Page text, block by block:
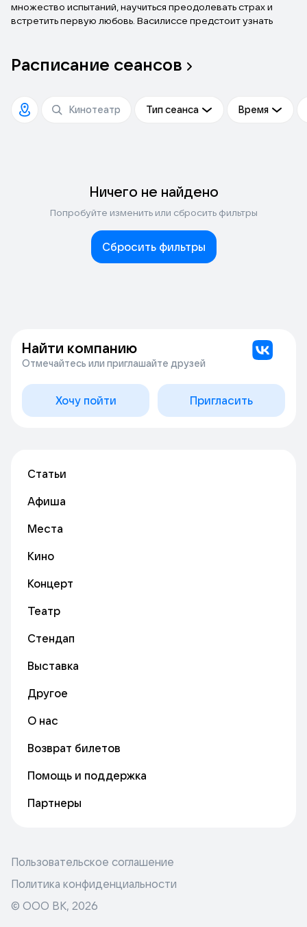
множество испытаний, научиться преодолевать страх и
встретить первую любовь. Василиссе предстоит узнать
нее с ними слишком много общего.
Расписание сеансов
Тип сеанса Время
Ничего не найдено
Попробуйте изменить или сбросить фильтры
Сбросить фильтры
Найти компанию
Отмечайтесь или приглашайте друзей
Хочу пойти Пригласить
Статьи
Афиша
Места
Кино
Концерт
Театр
Стендап
Выставка
Другое
О нас
Возврат билетов
Помощь и поддержка
Партнеры
Пользовательское соглашение
Политика конфиденциальности
© ООО ВК, 2026